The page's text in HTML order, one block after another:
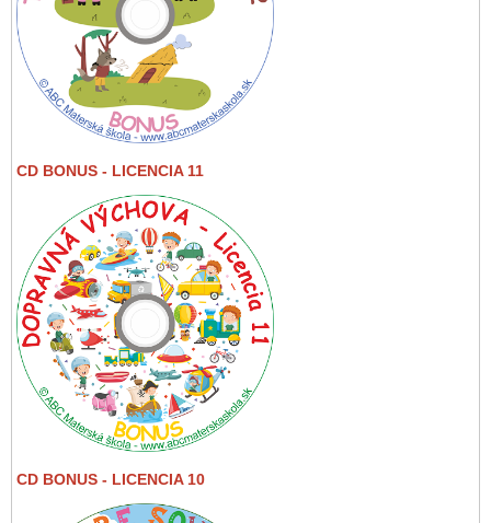
CD BONUS - LICENCIA 11
CD BONUS - LICENCIA 10